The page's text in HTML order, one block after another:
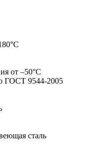
от –50°C
ГОСТ 9544-2005
сталь